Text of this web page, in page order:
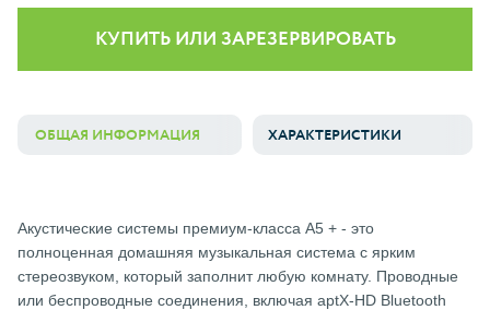
КУПИТЬ ИЛИ ЗАРЕЗЕРВИРОВАТЬ
ОБЩАЯ ИНФОРМАЦИЯ ХАРАКТЕРИСТИКИ
Акустические системы премиум-класса A5 + - это
полноценная домашняя музыкальная система с ярким
стереозвуком, который заполнит любую комнату. Проводные
или беспроводные соединения, включая aptX-HD Bluetooth